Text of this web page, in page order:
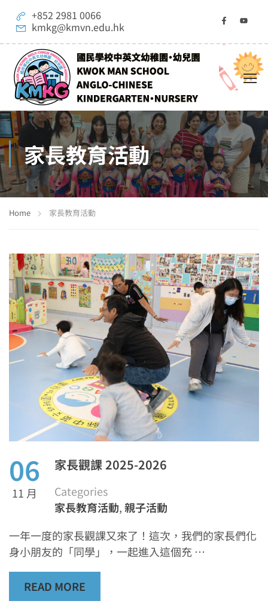
+852 2981 0066
kmkg@kmvn.edu.hk
家長教育活動
Home 家長教育活動
06
11 月
家長觀課 2025-2026
Categories
家長教育活動,親子活動
一年一度的家長觀課又來了！這次，我們的家長們化
身小朋友的「同學」，一起進入這個充 …
READ MORE